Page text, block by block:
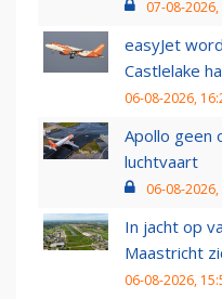
07-08-2026,
easyJet
Castlelake
06-08-2026,
Apollo geen
luchtvaart
06-08-
In jacht op
Maastricht
06-08-2026,